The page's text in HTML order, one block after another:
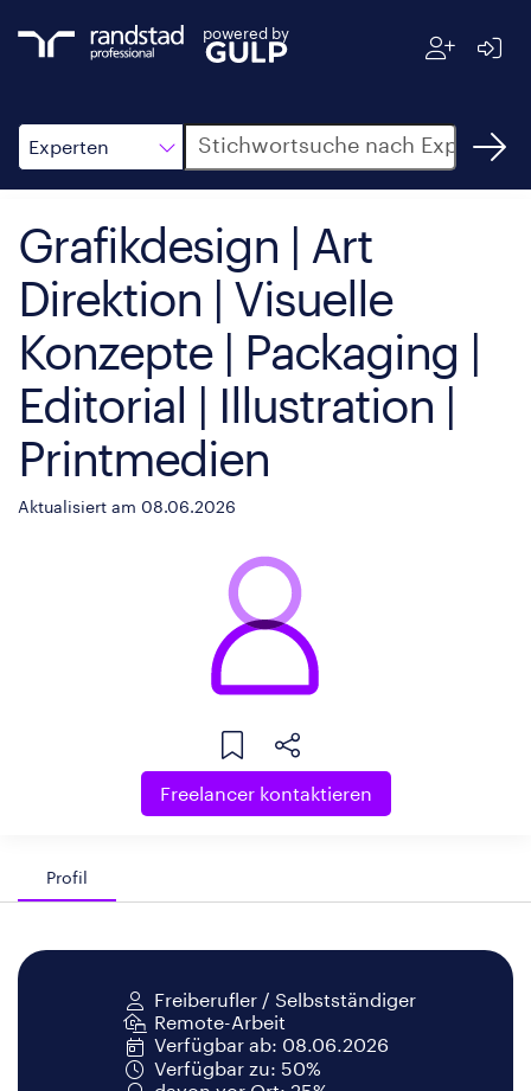
powered by
Experten
Suche
Grafikdesign | Art
Direktion | Visuelle
Konzepte | Packaging |
Editorial | Illustration |
Printmedien
Aktualisiert am 08.06.2026
Freelancer kontaktieren
Profil
Freiberufler / Selbstständiger
Remote-Arbeit
Verfügbar ab: 08.06.2026
Verfügbar zu: 50%